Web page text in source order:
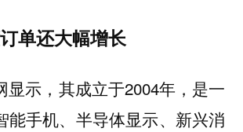
单还大幅增长
显示，其成立于2004年，是一
能手机、半导体显示、新兴消